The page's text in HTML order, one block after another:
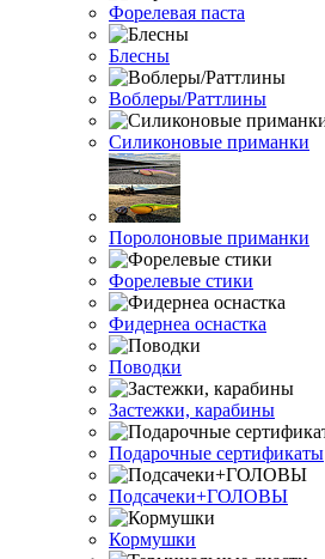
Форелевая паста
Блесны
Воблеры/Раттлины
Силиконовые приманки
Поролоновые приманки
Форелевые стики
Фидернеа оснастка
Поводки
Застежки, карабины
Подарочные сертификаты
Подсачеки+ГОЛОВЫ
Кормушки